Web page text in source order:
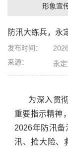
形象宣
防汛大练兵，永
发布时间：
来源：
永
为深入贯
重要指示精神
2026年防汛备
汛、抢大险、